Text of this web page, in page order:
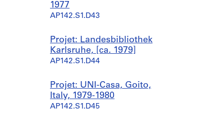
1977
AP142.S1.D43
Projet: Landesbibliothek
Karlsruhe, [ca. 1979]
AP142.S1.D44
Projet: UNI-Casa, Goito,
Italy, 1979-1980
AP142.S1.D45